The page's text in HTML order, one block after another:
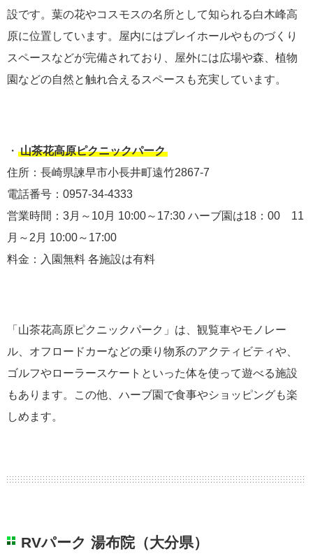
設です。葉の花やコスモスの名所として知られる白木峰高
原に位置しています。屋内にはプレイホールやものづくり
スペースなどが完備されており、屋外には広場や森、植物
園などの自然と触れ合えるスペースも充実しています。
・ 山茶花高原ピクニックパーク
住所：長崎県諫早市小長井町遠竹2867-7
電話番号：0957-34-4333
営業時間：3月～10月 10:00～17:30 ハーブ園は18：00 11
月～2月 10:00～17:00
料金：入園無料 各施設は有料
「山茶花高原ピクニックパーク」は、観覧車やモノレー
ル、オフロードカーなどの乗り物系のアクティビティや、
ゴルフやローラースケートといった体を使って遊べる施設
もあります。この他、ハーブ園で食事やショッピングも楽
しめます。
RVパーク 湯布院（大分県）